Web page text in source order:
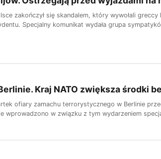
zakończył się skandalem, który wywołali
Specjalny komunikat wydała grupa
Kraj NATO zwiększa środki
ofiary zamachu terrorystycznego w Berlinie
wprowadzono w związku z tym wydarzeniem